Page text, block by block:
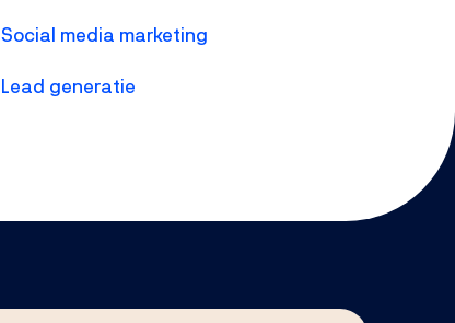
Social media marketing
Lead generatie